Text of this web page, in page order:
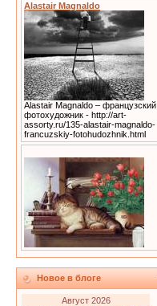
Alastair Magnaldo
Alastair Magnaldo – французский
фотохудожник - http://art-
assorty.ru/135-alastair-magnaldo-
francuzskiy-fotohudozhnik.html
Новое в блоге
Август 2026